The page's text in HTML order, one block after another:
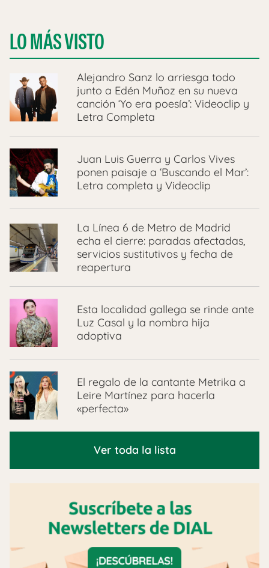
LO MÁS VISTO
Alejandro Sanz lo arriesga todo
junto a Edén Muñoz en su nueva
canción ‘Yo era poesía’: Videoclip y
Letra Completa
Juan Luis Guerra y Carlos Vives
ponen paisaje a ‘Buscando el Mar’:
Letra completa y Videoclip
La Línea 6 de Metro de Madrid
echa el cierre: paradas afectadas,
servicios sustitutivos y fecha de
reapertura
Esta localidad gallega se rinde ante
Luz Casal y la nombra hija
adoptiva
El regalo de la cantante Metrika a
Leire Martínez para hacerla
«perfecta»
Ver toda la lista